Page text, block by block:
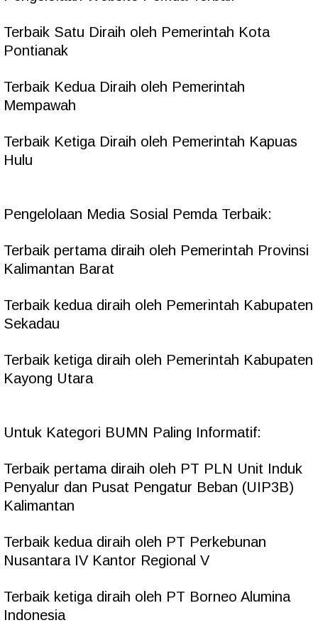
Terbaik Satu Diraih oleh Pemerintah Kota
Pontianak
Terbaik Kedua Diraih oleh Pemerintah
Mempawah
Terbaik Ketiga Diraih oleh Pemerintah Kapuas
Hulu
Pengelolaan Media Sosial Pemda Terbaik:
Terbaik pertama diraih oleh Pemerintah Provinsi
Kalimantan Barat
Terbaik kedua diraih oleh Pemerintah Kabupaten
Sekadau
Terbaik ketiga diraih oleh Pemerintah Kabupaten
Kayong Utara
Untuk Kategori BUMN Paling Informatif:
Terbaik pertama diraih oleh PT PLN Unit Induk
Penyalur dan Pusat Pengatur Beban (UIP3B)
Kalimantan
Terbaik kedua diraih oleh PT Perkebunan
Nusantara IV Kantor Regional V
Terbaik ketiga diraih oleh PT Borneo Alumina
Indonesia